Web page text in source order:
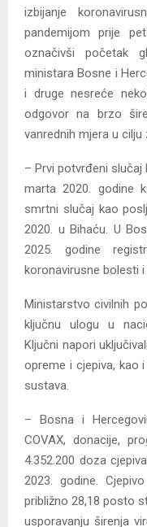
izbijanje
pandemijom prije
označivši početak
ministara Bosne i
i druge nesreće
odgovor na brzo
vanrednih mjera u
– Prvi potvrđeni slučaj
marta 2020. godine
smrtni slučaj kao
2020. u Bihaću. U
2025. godine
koronavirusne bolesti
Ministarstvo civilnih
ključnu ulogu u
Ključni napori
opreme i cjepiva, kao
sustava.
– Bosna i
COVAX, donacije,
4.352.200 doza
2023. godine.
približno 28,18 posto
usporavanju širenja